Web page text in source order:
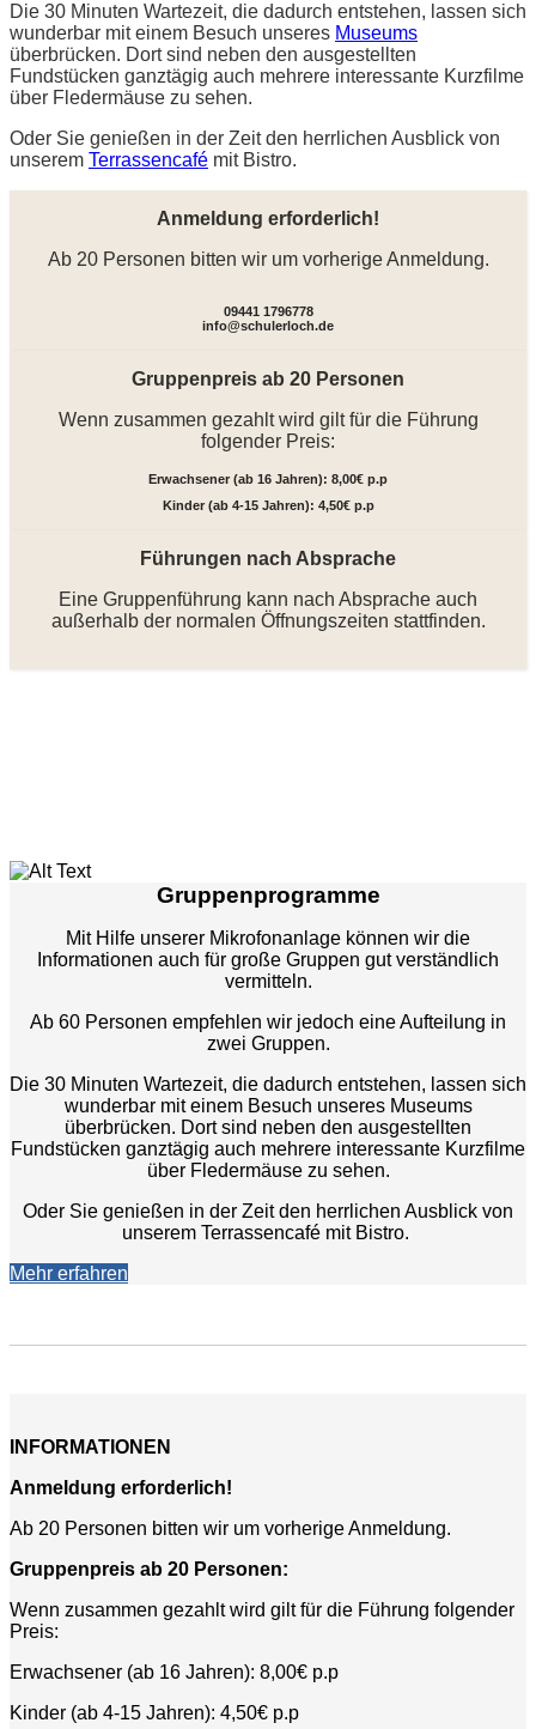
Die 30 Minuten Wartezeit, die dadurch entstehen, lassen sich
wunderbar mit einem Besuch unseres Museums
überbrücken. Dort sind neben den ausgestellten
Fundstücken ganztägig auch mehrere interessante Kurzfilme
über Fledermäuse zu sehen.
Oder Sie genießen in der Zeit den herrlichen Ausblick von
unserem Terrassencafé mit Bistro.
Anmeldung erforderlich!
Ab 20 Personen bitten wir um vorherige Anmeldung.
09441 1796778
info@schulerloch.de
Gruppenpreis ab 20 Personen
Wenn zusammen gezahlt wird gilt für die Führung
folgender Preis:
Erwachsener (ab 16 Jahren): 8,00€ p.p
Kinder (ab 4-15 Jahren): 4,50€ p.p
Führungen nach Absprache
Eine Gruppenführung kann nach Absprache auch
außerhalb der normalen Öffnungszeiten stattfinden.
Gruppenprogramme
Mit Hilfe unserer Mikrofonanlage können wir die
Informationen auch für große Gruppen gut verständlich
vermitteln.
Ab 60 Personen empfehlen wir jedoch eine Aufteilung in
zwei Gruppen.
Die 30 Minuten Wartezeit, die dadurch entstehen, lassen sich
wunderbar mit einem Besuch unseres Museums
überbrücken. Dort sind neben den ausgestellten
Fundstücken ganztägig auch mehrere interessante Kurzfilme
über Fledermäuse zu sehen.
Oder Sie genießen in der Zeit den herrlichen Ausblick von
unserem Terrassencafé mit Bistro.
Mehr erfahren
INFORMATIONEN
Anmeldung erforderlich!
Ab 20 Personen bitten wir um vorherige Anmeldung.
Gruppenpreis ab 20 Personen:
Wenn zusammen gezahlt wird gilt für die Führung folgender
Preis:
Erwachsener (ab 16 Jahren): 8,00€ p.p
Kinder (ab 4-15 Jahren): 4,50€ p.p